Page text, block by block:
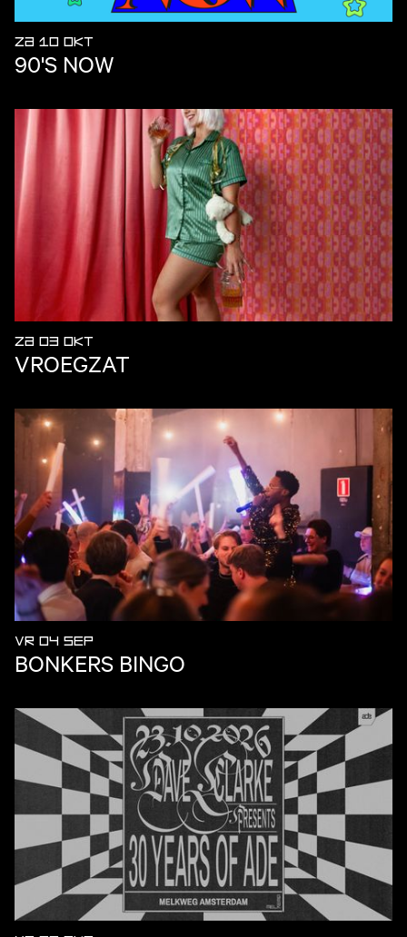
ZA 10 OKT
90'S NOW
ZA 03 OKT
VROEGZAT
VR 04 SEP
BONKERS BINGO